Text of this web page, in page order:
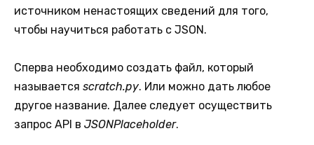
источником ненастоящих сведений для того,
чтобы научиться работать с JSON.
Сперва необходимо создать файл, который
называется scratch.py. Или можно дать любое
другое название. Далее следует осуществить
запрос API в JSONPlaceholder.